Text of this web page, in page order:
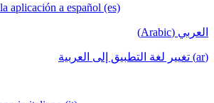
aplicación a español (es)
العربي (Arabic)
(ar) تغيير لغة التطبيق إلى العربية